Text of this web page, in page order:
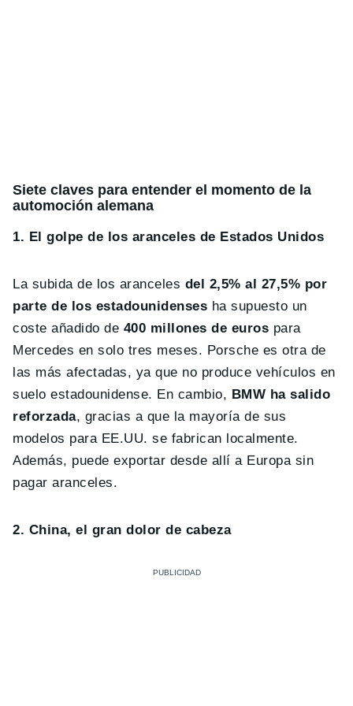
Siete claves para entender el momento de la
automoción alemana
1. El golpe de los aranceles de Estados Unidos
La subida de los aranceles del 2,5% al 27,5% por
parte de los estadounidenses ha supuesto un
coste añadido de 400 millones de euros para
Mercedes en solo tres meses. Porsche es otra de
las más afectadas, ya que no produce vehículos en
suelo estadounidense. En cambio, BMW ha salido
reforzada, gracias a que la mayoría de sus
modelos para EE.UU. se fabrican localmente.
Además, puede exportar desde allí a Europa sin
pagar aranceles.
2. China, el gran dolor de cabeza